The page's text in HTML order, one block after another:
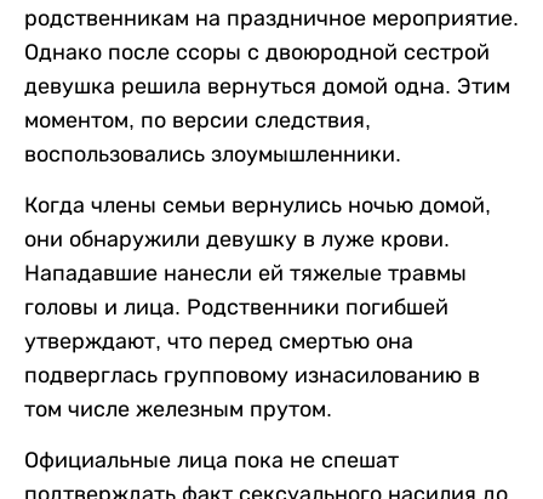
родственникам на праздничное мероприятие.
Однако после ссоры с двоюродной сестрой
девушка решила вернуться домой одна. Этим
моментом, по версии следствия,
воспользовались злоумышленники.
Когда члены семьи вернулись ночью домой,
они обнаружили девушку в луже крови.
Нападавшие нанесли ей тяжелые травмы
головы и лица. Родственники погибшей
утверждают, что перед смертью она
подверглась групповому изнасилованию в
том числе железным прутом.
Официальные лица пока не спешат
подтверждать факт сексуального насилия до